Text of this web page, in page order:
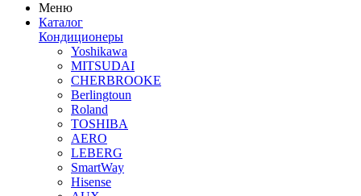
Меню
Каталог
Кондиционеры
Yoshikawa
MITSUDAI
CHERBROOKE
Berlingtoun
Roland
TOSHIBA
AERO
LEBERG
SmartWay
Hisense